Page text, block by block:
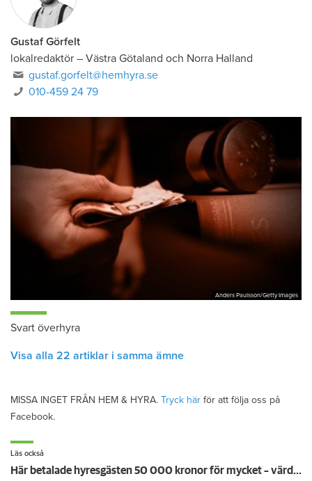
Gustaf Görfelt
lokalredaktör – Västra Götaland och Norra Halland
gustaf.gorfelt@hemhyra.se
010-459 24 79
Anders Paulsson/Getty Images
Svart överhyra
Visa alla 22 artiklar i samma ämne
MISSA INGET FRÅN HEM & HYRA. Tryck här för att följa oss på
Facebook.
Läs också
Här betalade hyresgästen 50 000 kronor för mycket – värden åker dit igen